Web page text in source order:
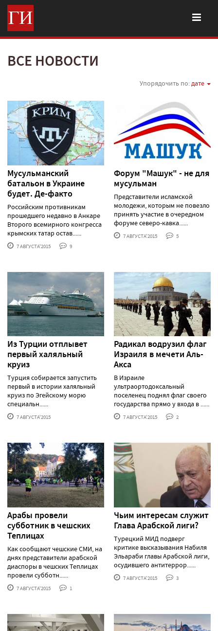
ВСЕ НОВОСТИ
Упорядочить по:дате
Мусульманский
батальон в Украине
будет. Де-факто
Российским противникам
прошедшего недавно в Анкаре
Второго всемирного конгресса
крымских татар остав......
7 АВГУСТА'2015 9
Форум "Машук" - не для
мусульман
Представители исламской
молодежи, которым не повезло
принять участие в очередном
форуме северо-кавка......
7 АВГУСТА'2015 5
Из Турции отплывет
первый халяльный
круиз
Турция собирается запустить
первый в истории халяльный
круиз по Эгейскому морю
специальн......
7 АВГУСТА'2015
Радикал водрузил флаг
Израиля в мечети Аль-
Акса
В Израиле
ультраортодоксальный
поселенец поднял флаг своего
государства прямо у входа в ......
7 АВГУСТА'2015 2
Арабы провели
субботник в чешских
Теплицах
Как сообщают чешские СМИ, на
днях представители арабской
диаспоры в чешских Теплицах
провели субботн......
7 АВГУСТА'2015 1
Чьим интересам служит
Глава Арабской лиги?
Турецкий МИД подверг
критике высказывания Набиля
Эльараби главы Арабской лиги,
осудившего антитеррор......
7 АВГУСТА'2015 3